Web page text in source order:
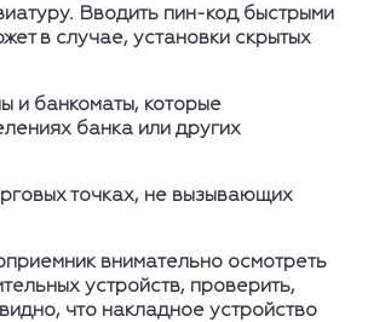
Вводить пин-код быстрыми
в случае, установки скрытых
и банкоматы, которые
банка или других
точках, не вызывающих
внимательно осмотреть
устройств, проверить,
что накладное устройство